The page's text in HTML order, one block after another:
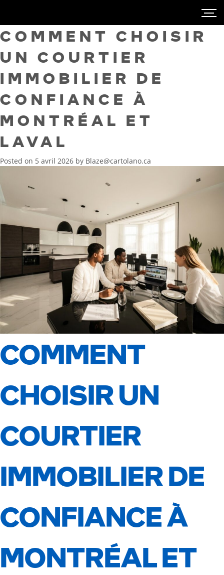
COMMENT CHOISIR
UN COURTIER
IMMOBILIER DE
CONFIANCE À
MONTRÉAL ET
LAVAL
Posted on 5 avril 2026 by Blaze@cartolano.ca
COMMENT
CHOISIR UN
COURTIER
IMMOBILIER DE
CONFIANCE À
MONTRÉAL ET